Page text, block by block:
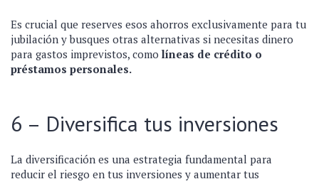
Es crucial que reserves esos ahorros exclusivamente para tu
jubilación y busques otras alternativas si necesitas dinero
para gastos imprevistos, como líneas de crédito o
préstamos personales.
6 – Diversifica tus inversiones
La diversificación es una estrategia fundamental para
reducir el riesgo en tus inversiones y aumentar tus